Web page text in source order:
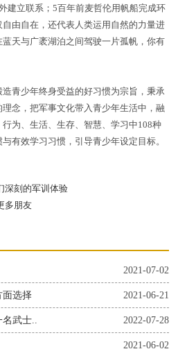
建立联系；5百年前麦哲伦用帆船完成环
由自在，还代表人类运用自然的力量进
天与广袤湖泊之间驾驶一片孤帆，你有
青少年终身受益的好习惯为宗旨，秉承
念，把军事文化带入青少年生活中，融
为、生活、生存、智慧、学习中108种
有效学习习惯，引导青少年设定目标。
深刻的军训体验
多朋友
2021-07-02
2021-06-21
面选择
2022-07-28
名武士..
2021-06-02